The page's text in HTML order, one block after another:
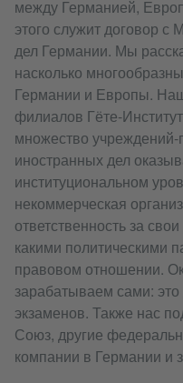
между Германией,
этого служит договор
дел Германии. Мы
насколько
Германии и Европы.
филиалов Гёте-
множество
иностранных дел
институциональном
некоммерческая
ответственность за
какими политическими
правовом отношении.
зарабатываем сами:
экзаменов. Также нас
Союз, другие
компании в Германии и